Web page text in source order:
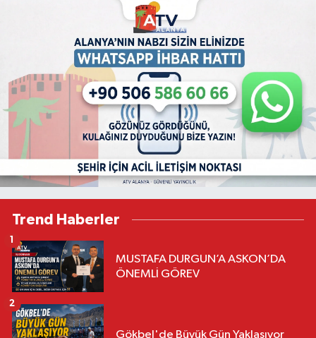
Trend Haberler
MUSTAFA DURGUN’A ASKON’DA
ÖNEMLİ GÖREV
Gökbel'de Büyük Gün Yaklaşıyor
2